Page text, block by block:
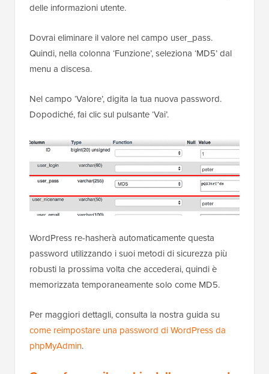
delle informazioni utente.
Dovrai eliminare il valore nel campo user_pass.
Quindi, nella colonna ‘Funzione’, seleziona ‘MD5’ dal
menu a discesa.
Nel campo ‘Valore’, digita la tua nuova password.
Dopodiché, fai clic sul pulsante ‘Vai’.
WordPress re-hasherà automaticamente questa
password utilizzando i suoi metodi di sicurezza più
robusti la prossima volta che accederai, quindi è
memorizzata temporaneamente solo come MD5.
Per maggiori dettagli, consulta la nostra guida su
come reimpostare una password di WordPress da
phpMyAdmin.